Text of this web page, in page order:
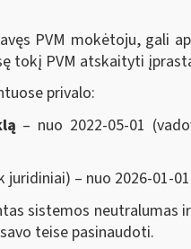
PVM mokėtoju, gali
tokį PVM atskaityti
privalo:
– nuo 2022-05-01
– nuo 2026-01-
sistemos
teise pasinaudoti.